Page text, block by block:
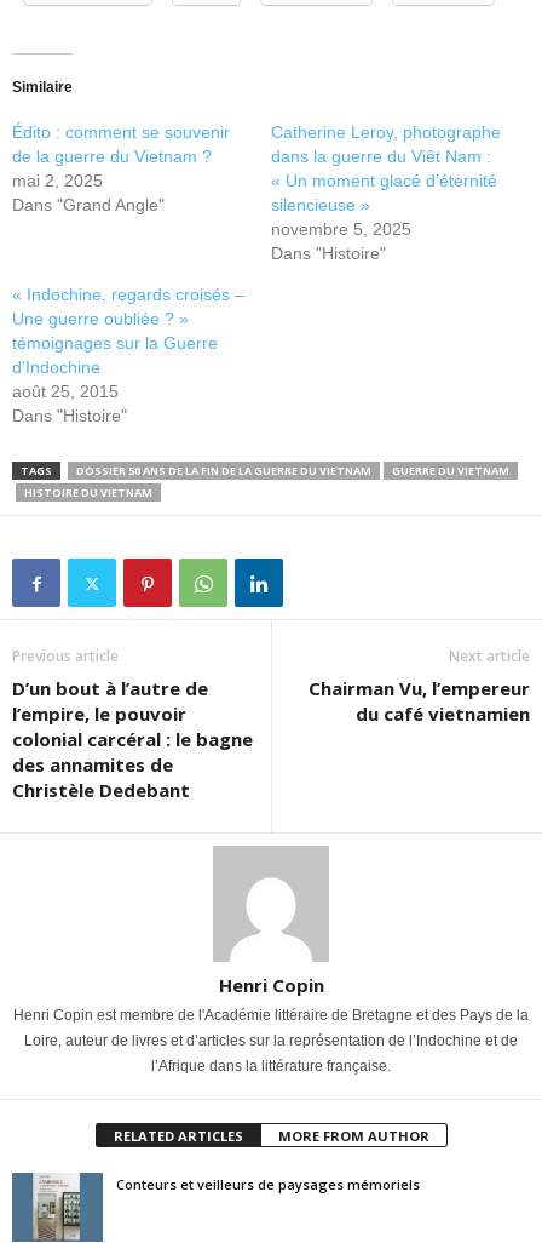
Similaire
Édito : comment se souvenir
de la guerre du Vietnam ?
mai 2, 2025
Dans "Grand Angle"
Catherine Leroy, photographe
dans la guerre du Viêt Nam :
« Un moment glacé d’éternité
silencieuse »
novembre 5, 2025
Dans "Histoire"
« Indochine, regards croisés –
Une guerre oubliée ? »
témoignages sur la Guerre
d’Indochine
août 25, 2015
Dans "Histoire"
TAGS DOSSIER 50 ANS DE LA FIN DE LA GUERRE DU VIETNAM
GUERRE DU VIETNAM
HISTOIRE DU VIETNAM
Previous article
D’un bout à l’autre de
l’empire, le pouvoir
colonial carcéral : le bagne
des annamites de
Christèle Dedebant
Next article
Chairman Vu, l’empereur
du café vietnamien
Henri Copin
Henri Copin est membre de l'Académie littéraire de Bretagne et des Pays de la
Loire, auteur de livres et d’articles sur la représentation de l’Indochine et de
l’Afrique dans la littérature française.
RELATED ARTICLES MORE FROM AUTHOR
Conteurs et veilleurs de paysages mémoriels